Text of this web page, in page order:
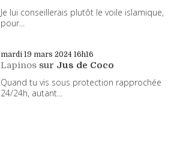
Je lui conseillerais plutôt le voile islamique,
pour...
mardi 19 mars 2024 16h16
Lapinos sur Jus de Coco
Quand tu vis sous protection rapprochée
24/24h, autant...